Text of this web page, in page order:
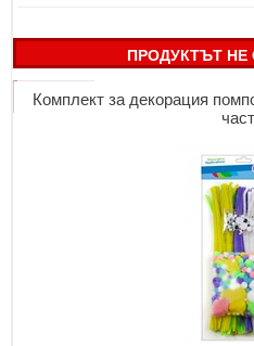
ПРОДУКТЪТ НЕ
Комплект за декорация